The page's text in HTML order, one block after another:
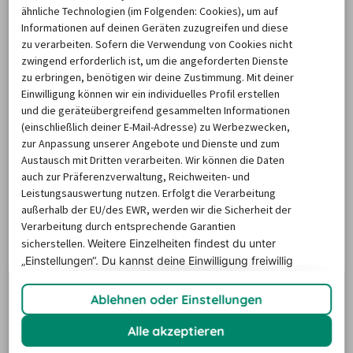
Deutschland in den Top-Drei des
Länderrankings
Die meisten der untersuchten Filme stammen aus
Hollywood. Nicht überraschend ist es daher, dass die USA
im Länderranking der Herstellerländer mit weitem
Vorsprung an der Spitze stehen: Insgesamt 848 Autos
kommen von US-amerikanischen Herstellern wie Ford,
Chevrolet, Chrysler oder Jeep. Japanische Marken wie
Toyota, Honda, Nissan oder Mazda landen weit dahinter
auf dem zweiten Platz mit 280 Filmautos. Deutsche
Autohersteller schaffen es in diesem Ranking in die Top-
Drei: Mercedes-Benz, BMW, Volkswagen, Audi und Co. sind
ähnliche Technologien (im Folgenden: Cookies), um auf
Informationen auf deinen Geräten zuzugreifen und diese
zu verarbeiten. Sofern die Verwendung von Cookies nicht
zwingend erforderlich ist, um die angeforderten Dienste
zu erbringen, benötigen wir deine Zustimmung. Mit deiner
Einwilligung können wir ein individuelles Profil erstellen
und die geräteübergreifend gesammelten Informationen
(einschließlich deiner E-Mail-Adresse) zu Werbezwecken,
zur Anpassung unserer Angebote und Dienste und zum
Austausch mit Dritten verarbeiten. Wir können die Daten
auch zur Präferenzverwaltung, Reichweiten- und
Leistungsauswertung nutzen. Erfolgt die Verarbeitung
außerhalb der EU/des EWR, werden wir die Sicherheit der
Verarbeitung durch entsprechende Garantien
sicherstellen.Weitere Einzelheiten findest du unter
„Einstellungen“. Du kannst deine Einwilligung freiwillig
Ablehnen oder Einstellungen
Alle akzeptieren